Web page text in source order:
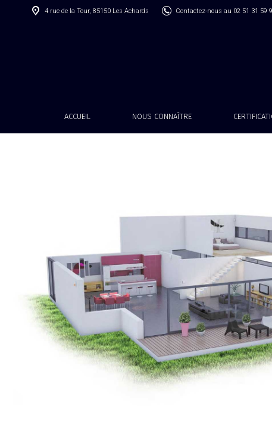
4 rue de la Tour, 85150 Les Achards Contactez-nous au 02 51 31 59
ACCUEIL NOUS CONNAÎTRE